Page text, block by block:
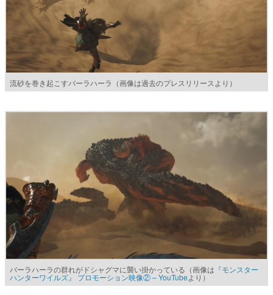
流砂を巻き起こすバーラハーラ（画像は過去のプレスリリースより）
バーラハーラの群れがドシャグマに襲い掛かっている（画像は 『モンスター
ハンターワイルズ』 プロモーション映像② – YouTubeより）